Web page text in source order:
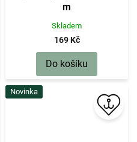
m
Skladem
169 Kč
Do košíku
Novinka